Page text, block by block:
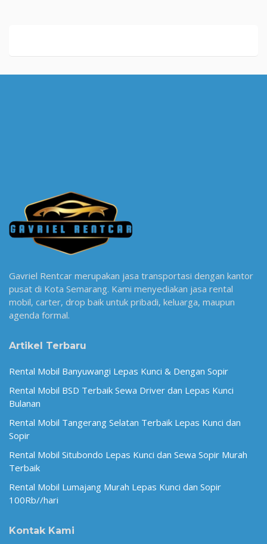
Gavriel Rentcar merupakan jasa transportasi dengan kantor
pusat di Kota Semarang. Kami menyediakan jasa rental
mobil, carter, drop baik untuk pribadi, keluarga, maupun
agenda formal.
Artikel Terbaru
Rental Mobil Banyuwangi Lepas Kunci & Dengan Sopir
Rental Mobil BSD Terbaik Sewa Driver dan Lepas Kunci
Bulanan
Rental Mobil Tangerang Selatan Terbaik Lepas Kunci dan
Sopir
Rental Mobil Situbondo Lepas Kunci dan Sewa Sopir Murah
Terbaik
Rental Mobil Lumajang Murah Lepas Kunci dan Sopir
100Rb//hari
Kontak Kami